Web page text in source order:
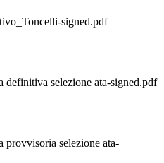
signed.pdf
definitiva selezione ata-signed.pdf
provvisoria selezione ata-